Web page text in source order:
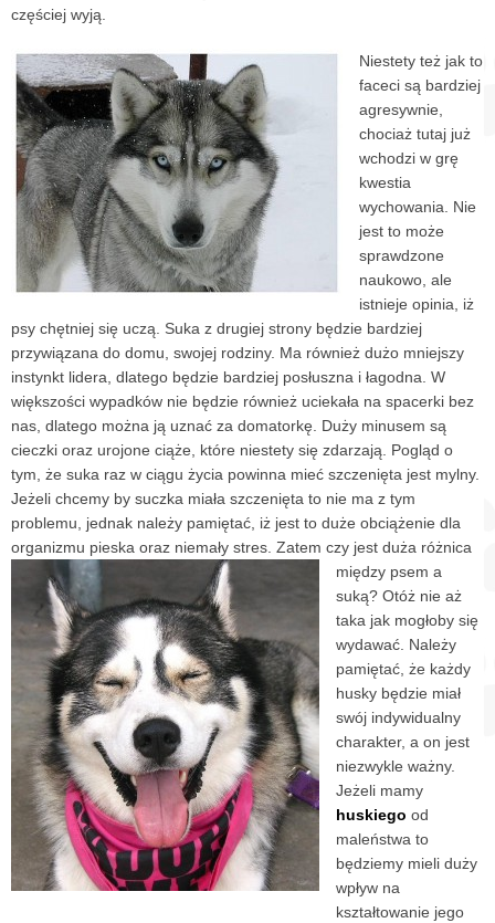
częściej wyją.
Niestety też jak to
faceci są bardziej
agresywnie,
chociaż tutaj już
wchodzi w grę
kwestia
wychowania. Nie
jest to może
sprawdzone
naukowo, ale
istnieje opinia, iż
psy chętniej się uczą. Suka z drugiej strony będzie bardziej
przywiązana do domu, swojej rodziny. Ma również dużo mniejszy
instynkt lidera, dlatego będzie bardziej posłuszna i łagodna. W
większości wypadków nie będzie również uciekała na spacerki bez
nas, dlatego można ją uznać za domatorkę. Duży minusem są
cieczki oraz urojone ciąże, które niestety się zdarzają. Pogląd o
tym, że suka raz w ciągu życia powinna mieć szczenięta jest mylny.
Jeżeli chcemy by suczka miała szczenięta to nie ma z tym
problemu, jednak należy pamiętać, iż jest to duże obciążenie dla
organizmu pieska oraz niemały stres. Zatem czy jest duża różnica
między psem a
suką? Otóż nie aż
taka jak mogłoby się
wydawać. Należy
pamiętać, że każdy
husky będzie miał
swój indywidualny
charakter, a on jest
niezwykle ważny.
Jeżeli mamy
huskiego od
maleństwa to
będziemy mieli duży
wpływ na
kształtowanie jego